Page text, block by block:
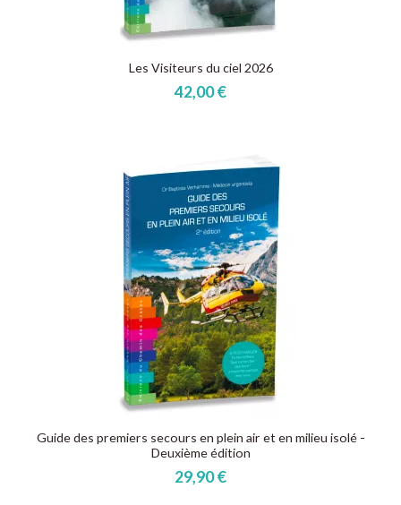
Les Visiteurs du ciel 2026
42,00 €
Guide des premiers secours en plein air et en milieu isolé -
Deuxième édition
29,90 €